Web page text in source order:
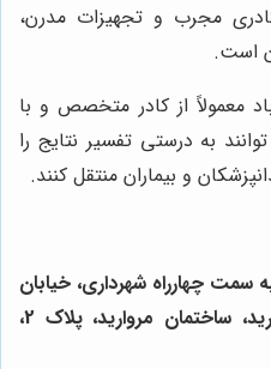
مجرب و تجهیزات مدرن،
است.
معمولاً از کادر متخصص و با
به درستی تفسیر نتایج را
و بیماران منتقل کنند.
سمت چهارراه شهرداری، خیابان
سرو غربی، ابتدای خیابان مروارید، ساختمان مروارید، پلاک 2،